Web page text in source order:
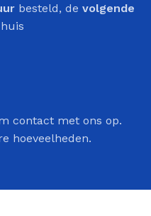
besteld, de volgende
contact met ons op.
hoeveelheden.